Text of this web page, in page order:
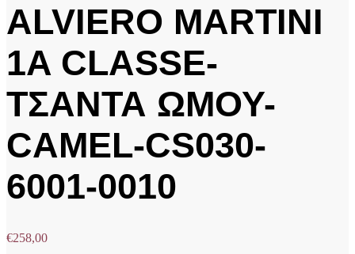
ALVIERO MARTINI
1A CLASSE-
ΤΣΑΝΤΑ ΩΜΟΥ-
CAMEL-CS030-
6001-0010
€258,00